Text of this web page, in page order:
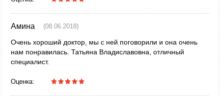
Амина (08.06.2018)
Очень хороший доктор, мы с ней поговорили и она очень
нам понравилась. Татьяна Владиславовна, отличный
специалист.
Оценка: